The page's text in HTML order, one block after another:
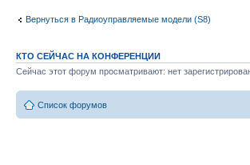
Вернуться в Радиоуправляемые модели (S8)
КТО СЕЙЧАС НА КОНФЕРЕНЦИИ
Сейчас этот форум просматривают: нет
Список форумов